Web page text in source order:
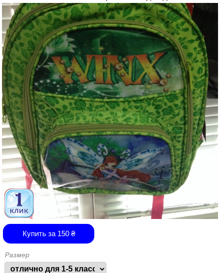
Купить за 150₴
Размер